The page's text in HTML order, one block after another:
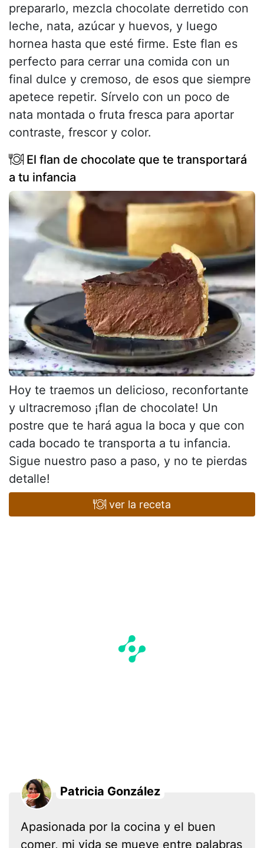
prepararlo, mezcla chocolate derretido con
leche, nata, azúcar y huevos, y luego
hornea hasta que esté firme. Este flan es
perfecto para cerrar una comida con un
final dulce y cremoso, de esos que siempre
apetece repetir. Sírvelo con un poco de
nata montada o fruta fresca para aportar
contraste, frescor y color.
El flan de chocolate que te transportará
a tu infancia
Hoy te traemos un delicioso, reconfortante
y ultracremoso ¡flan de chocolate! Un
postre que te hará agua la boca y que con
cada bocado te transporta a tu infancia.
Sigue nuestro paso a paso, y no te pierdas
detalle!
ver la receta
Patricia González
Apasionada por la cocina y el buen
comer, mi vida se mueve entre palabras